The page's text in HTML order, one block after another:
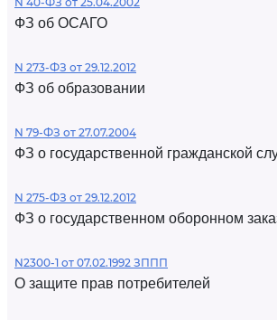
ФЗ об ОСАГО
N 273-ФЗ от 29.12.2012
ФЗ об образовании
N 79-ФЗ от 27.07.2004
ФЗ о государственной гражданской
N 275-ФЗ от 29.12.2012
ФЗ о государственном оборонном
N2300-1 от 07.02.1992 ЗППП
О защите прав потребителей